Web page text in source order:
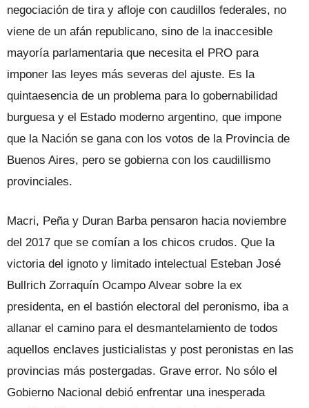
negociación de tira y afloje con caudillos federales, no
viene de un afán republicano, sino de la inaccesible
mayoría parlamentaria que necesita el PRO para
imponer las leyes más severas del ajuste. Es la
quintaesencia de un problema para lo gobernabilidad
burguesa y el Estado moderno argentino, que impone
que la Nación se gana con los votos de la Provincia de
Buenos Aires, pero se gobierna con los caudillismo
provinciales.
Macri, Peña y Duran Barba pensaron hacia noviembre
del 2017 que se comían a los chicos crudos. Que la
victoria del ignoto y limitado intelectual Esteban José
Bullrich Zorraquín Ocampo Alvear sobre la ex
presidenta, en el bastión electoral del peronismo, iba a
allanar el camino para el desmantelamiento de todos
aquellos enclaves justicialistas y post peronistas en las
provincias más postergadas. Grave error. No sólo el
Gobierno Nacional debió enfrentar una inesperada